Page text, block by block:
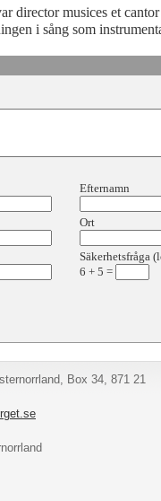
director musices et
i sång som
Efternamn
Ort
Säkerhetsfråga
6 + 5 =
Box 34, 871 21